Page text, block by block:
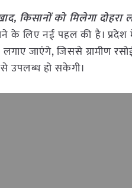
किसानों को मिलेगा दोहरा
के लिए नई पहल की है।
जाएंगे, जिससे ग्रामीण
उपलब्ध हो सकेगी।